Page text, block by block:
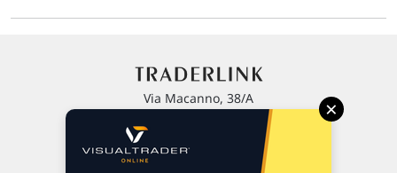
Via Macanno, 38/A
P.IVA 02 452 460 401
×